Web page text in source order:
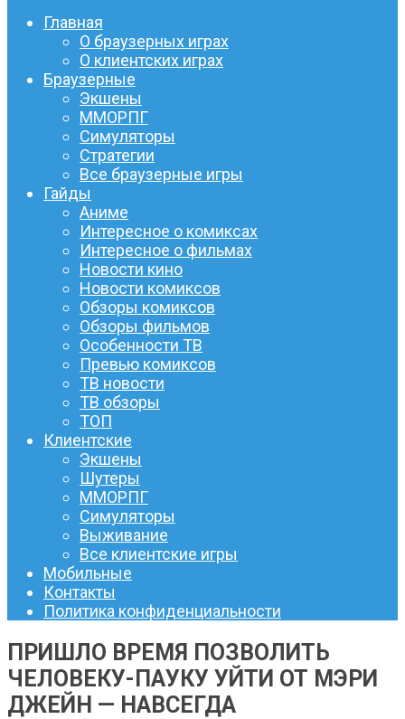
Главная
О браузерных играх
О клиентских играх
Браузерные
Экшены
ММОРПГ
Симуляторы
Стратегии
Все браузерные игры
Гайды
Аниме
Интересное о комиксах
Интересное о фильмах
Новости кино
Новости комиксов
Обзоры комиксов
Обзоры фильмов
Особенности ТВ
Превью комиксов
ТВ новости
ТВ обзоры
ТОП
Клиентские
Экшены
Шутеры
ММОРПГ
Симуляторы
Выживание
Все клиентские игры
Мобильные
Контакты
Политика конфиденциальности
ПРИШЛО ВРЕМЯ ПОЗВОЛИТЬ
ЧЕЛОВЕКУ-ПАУКУ УЙТИ ОТ МЭРИ
ДЖЕЙН — НАВСЕГДА